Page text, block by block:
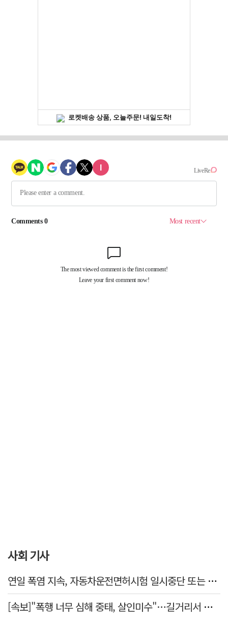
사회 기사
연일 폭염 지속, 자동차운전면허시험 일시중단 또는 축소 운영
[속보]"폭행 너무 심해 중태, 살인미수"…길거리서 지인 수십회 때린 50대 '긴급체포'